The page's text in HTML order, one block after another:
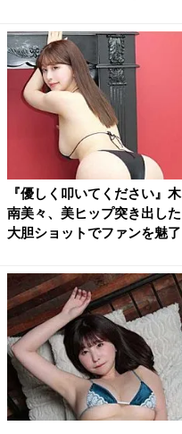
『優しく叩いてください』木
南美々、美ヒップ突き出した
大胆ショットでファンを魅了